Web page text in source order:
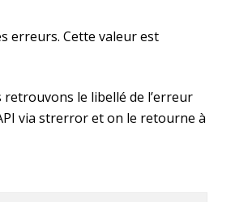
erreurs. Cette valeur est
retrouvons le libellé de l’erreur
via strerror et on le retourne à